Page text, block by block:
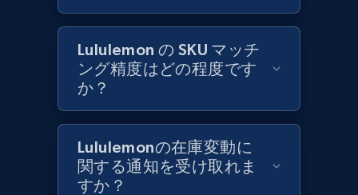
Zara - Products - discovery by category url
Category id, Product id, Product name, Price,
Currency, Colour code, Colour, Description, and
more.
1.2K+ 208+ 今すぐ始める
Lululemon の SKU マッチ
ング精度はどの程度です
か？
Lululemonの在庫変動に
関する通知を受け取れま
すか？